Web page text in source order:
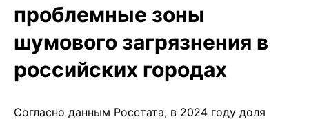
проблемные зоны
шумового загрязнения в
российских городах
Согласно данным Росстата, в 2024 году доля